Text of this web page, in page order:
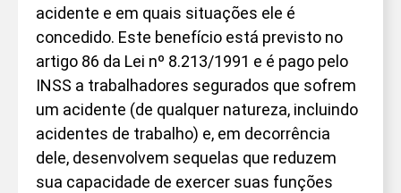
acidente e em quais situações ele é
concedido. Este benefício está previsto no
artigo 86 da Lei nº 8.213/1991 e é pago pelo
INSS a trabalhadores segurados que sofrem
um acidente (de qualquer natureza, incluindo
acidentes de trabalho) e, em decorrência
dele, desenvolvem sequelas que reduzem
sua capacidade de exercer suas funções